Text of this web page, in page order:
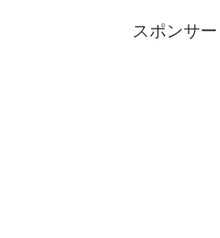
スポンサ